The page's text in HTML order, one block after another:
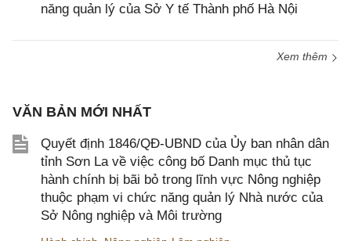
năng quản lý của Sở Y tế Thành phố Hà Nội
Xem thêm
VĂN BẢN MỚI NHẤT
Quyết định 1846/QĐ-UBND của Ủy ban nhân dân
tỉnh Sơn La về việc công bố Danh mục thủ tục
hành chính bị bãi bỏ trong lĩnh vực Nông nghiệp
thuộc phạm vi chức năng quản lý Nhà nước của
Sở Nông nghiệp và Môi trường